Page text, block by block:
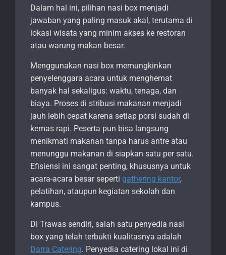
Dalam hal ini, pilihan nasi box menjadi
jawaban yang paling masuk akal, terutama di
lokasi wisata yang minim akses ke restoran
atau warung makan besar.
Menggunakan nasi box memungkinkan
penyelenggara acara untuk menghemat
banyak hal sekaligus: waktu, tenaga, dan
biaya. Proses di stribusi makanan menjadi
jauh lebih cepat karena setiap porsi sudah di
kemas rapi. Peserta pun bisa langsung
menikmati makanan tanpa harus antre atau
menunggu makanan di siapkan satu per satu.
Efisiensi ini sangat penting, khususnya untuk
acara-acara besar seperti gathering kantor,
pelatihan, ataupun kegiatan sekolah dan
kampus.
Di Trawas sendiri, salah satu penyedia nasi
box yang telah terbukti kualitasnya adalah
Darra Catering. Penyedia catering lokal ini di